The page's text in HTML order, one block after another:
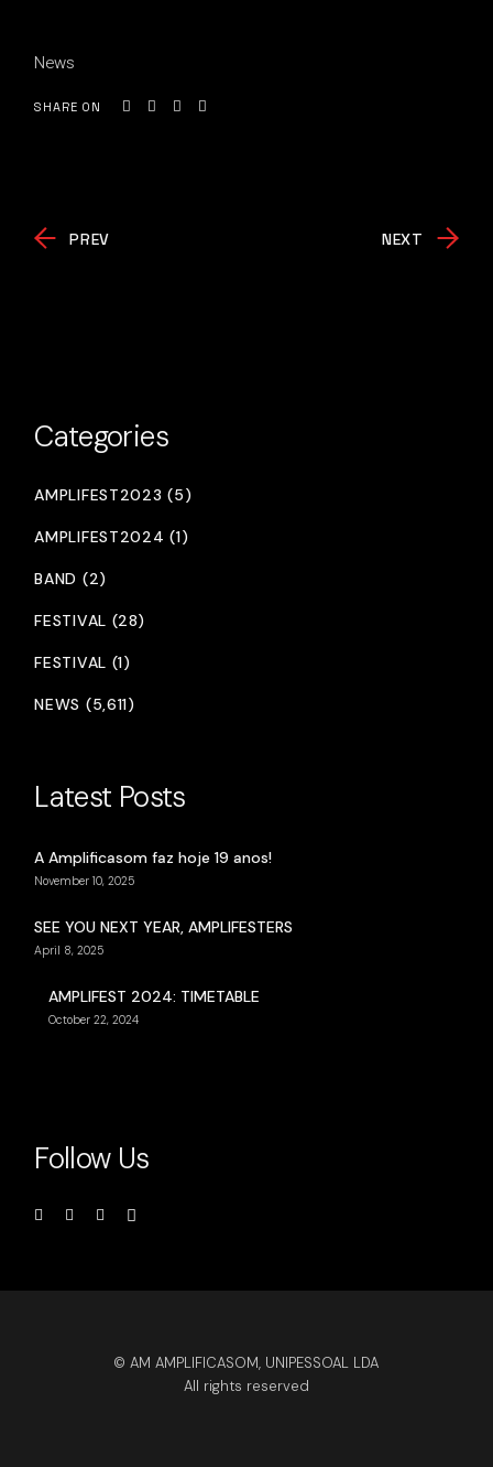
News
SHARE ON
PREV NEXT
Categories
AMPLIFEST2023 (5)
AMPLIFEST2024 (1)
BAND (2)
FESTIVAL (28)
FESTIVAL (1)
NEWS (5,611)
Latest Posts
A Amplificasom faz hoje 19 anos!
November 10, 2025
SEE YOU NEXT YEAR, AMPLIFESTERS
April 8, 2025
AMPLIFEST 2024: TIMETABLE
October 22, 2024
Follow Us
© AM AMPLIFICASOM, UNIPESSOAL LDA
All rights reserved